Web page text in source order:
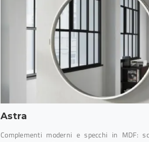
Astra
Complementi moderni e specchi in MDF: